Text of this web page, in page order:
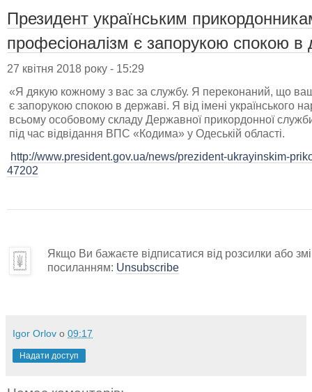
Президент українським
професіоналізм є запорукою спокою в
27 квітня 2018 року - 15:29
«Я дякую кожному з вас за службу. Я переконаний, що
є запорукою спокою в державі. Я від імені українського
всьому особовому складу Державної прикордонної
під час відвідання ВПС «Кодима» у Одеській області.
http://www.president.gov.ua/news/prezident-ukrayinskim-
47202
Якщо Ви бажаєте відписатися від розсилки або
посиланням: Unsubscribe
Igor Orlov о 09:17
Надати доступ